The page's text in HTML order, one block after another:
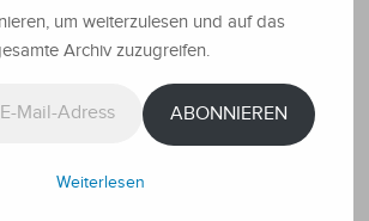
um weiterzulesen und auf das
Archiv zuzugreifen.
ABONNIEREN
Weiterlesen